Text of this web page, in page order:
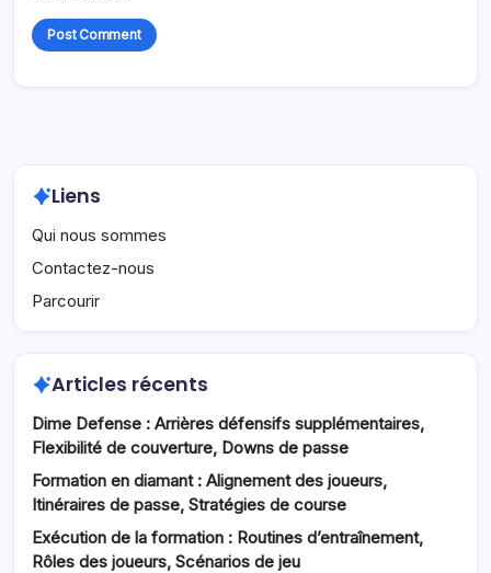
Liens
Qui nous sommes
Contactez-nous
Parcourir
Articles récents
Dime Defense : Arrières défensifs supplémentaires,
Flexibilité de couverture, Downs de passe
Formation en diamant : Alignement des joueurs,
Itinéraires de passe, Stratégies de course
Exécution de la formation : Routines d’entraînement,
Rôles des joueurs, Scénarios de jeu